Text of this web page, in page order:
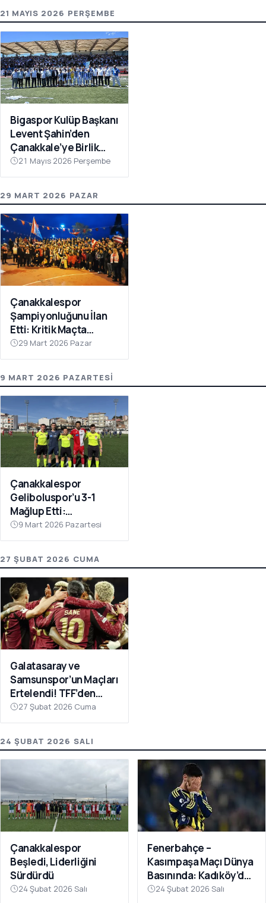
21 MAYIS 2026 PERŞEMBE
Bigaspor Kulüp Başkanı
Levent Şahin’den
Çanakkale’ye Birlik
Çağrısı
21 Mayıs 2026 Perşembe
29 MART 2026 PAZAR
Çanakkalespor
Şampiyonluğunu İlan
Etti: Kritik Maçta
Galibiyet Geldi
29 Mart 2026 Pazar
9 MART 2026 PAZARTESI
Çanakkalespor
Geliboluspor’u 3-1
Mağlup Etti:
Yenilmezlik Serisi 18
Maça Çıktı
9 Mart 2026 Pazartesi
27 ŞUBAT 2026 CUMA
Galatasaray ve
Samsunspor’un Maçları
Ertelendi! TFF’den
Avrupa Mesaisi Kararı
27 Şubat 2026 Cuma
24 ŞUBAT 2026 SALI
Çanakkalespor
Beşledi, Liderliğini
Sürdürdü
24 Şubat 2026 Salı
Fenerbahçe –
Kasımpaşa Maçı Dünya
Basınında: Kadıköy’de
Büyük Şok
24 Şubat 2026 Salı